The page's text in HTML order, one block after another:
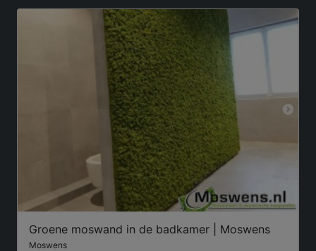
Groene moswand in de badkamer | Moswens
Moswens